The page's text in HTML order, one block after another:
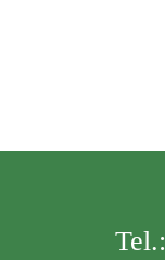
Tel.: